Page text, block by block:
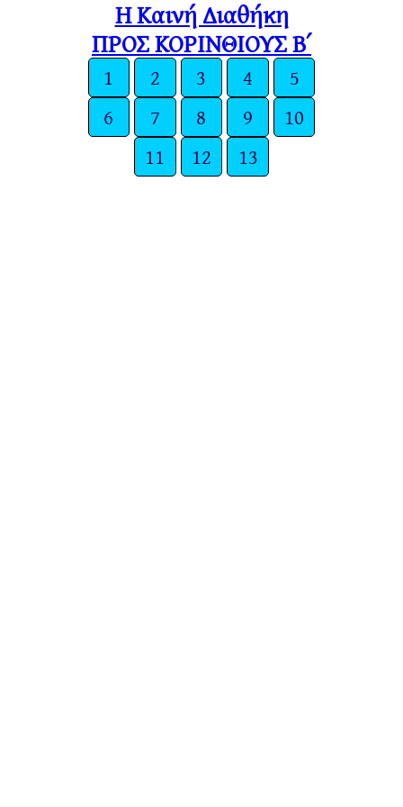
Η Καινή Διαθήκη
ΠΡΟΣ ΚΟΡΙΝΘΙΟΥΣ Β΄
1 2 3 4
5
6
7 8 9
10
11
12 13